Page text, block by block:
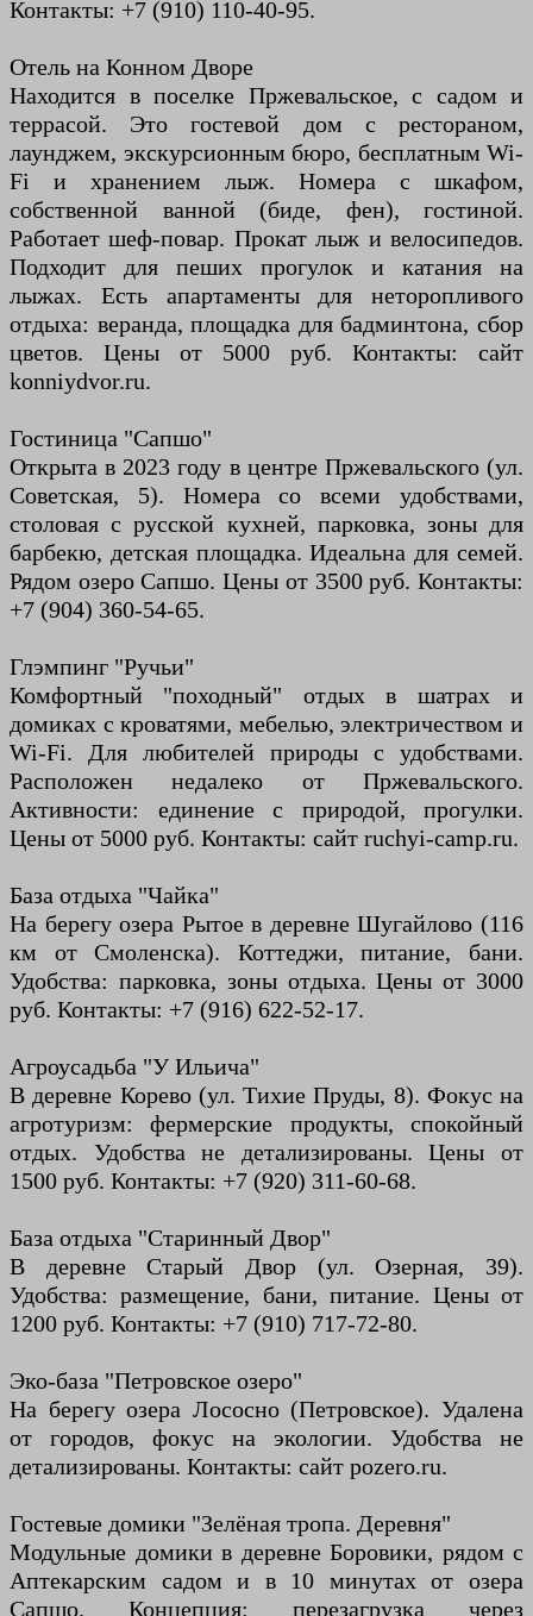
Контакты: +7 (910) 110-40-95.
Отель на Конном Дворе
Находится в поселке Пржевальское, с садом и
террасой. Это гостевой дом с рестораном,
лаунджем, экскурсионным бюро, бесплатным Wi-
Fi и хранением лыж. Номера с шкафом,
собственной ванной (биде, фен), гостиной.
Работает шеф-повар. Прокат лыж и велосипедов.
Подходит для пеших прогулок и катания на
лыжах. Есть апартаменты для неторопливого
отдыха: веранда, площадка для бадминтона, сбор
цветов. Цены от 5000 руб. Контакты: сайт
konniydvor.ru.
Гостиница "Сапшо"
Открыта в 2023 году в центре Пржевальского (ул.
Советская, 5). Номера со всеми удобствами,
столовая с русской кухней, парковка, зоны для
барбекю, детская площадка. Идеальна для семей.
Рядом озеро Сапшо. Цены от 3500 руб. Контакты:
+7 (904) 360-54-65.
Глэмпинг "Ручьи"
Комфортный "походный" отдых в шатрах и
домиках с кроватями, мебелью, электричеством и
Wi-Fi. Для любителей природы с удобствами.
Расположен недалеко от Пржевальского.
Активности: единение с природой, прогулки.
Цены от 5000 руб. Контакты: сайт ruchyi-camp.ru.
База отдыха "Чайка"
На берегу озера Рытое в деревне Шугайлово (116
км от Смоленска). Коттеджи, питание, бани.
Удобства: парковка, зоны отдыха. Цены от 3000
руб. Контакты: +7 (916) 622-52-17.
Агроусадьба "У Ильича"
В деревне Корево (ул. Тихие Пруды, 8). Фокус на
агротуризм: фермерские продукты, спокойный
отдых. Удобства не детализированы. Цены от
1500 руб. Контакты: +7 (920) 311-60-68.
База отдыха "Старинный Двор"
В деревне Старый Двор (ул. Озерная, 39).
Удобства: размещение, бани, питание. Цены от
1200 руб. Контакты: +7 (910) 717-72-80.
Эко-база "Петровское озеро"
На берегу озера Лососно (Петровское). Удалена
от городов, фокус на экологии. Удобства не
детализированы. Контакты: сайт pozero.ru.
Гостевые домики "Зелёная тропа. Деревня"
Модульные домики в деревне Боровики, рядом с
Аптекарским садом и в 10 минутах от озера
Сапшо. Концепция: перезагрузка через